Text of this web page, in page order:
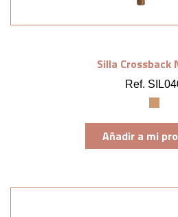
Silla Crossback
Ref.
Añadir a mi